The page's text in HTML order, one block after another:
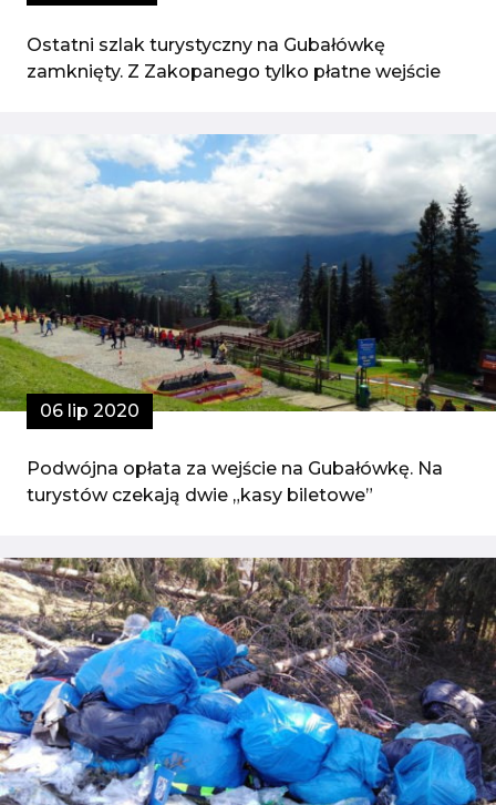
Ostatni szlak turystyczny na Gubałówkę
zamknięty. Z Zakopanego tylko płatne wejście
06 lip 2020
Podwójna opłata za wejście na Gubałówkę. Na
turystów czekają dwie „kasy biletowe”